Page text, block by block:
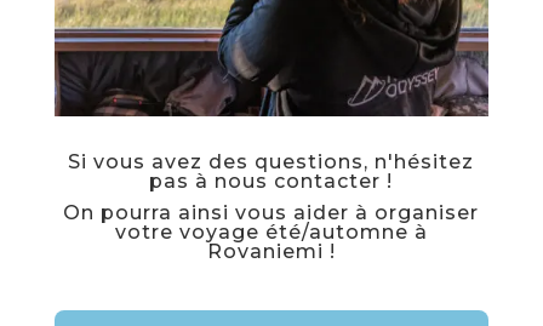
Si vous avez des questions, n'hésitez
pas à nous contacter !
On pourra ainsi vous aider à organiser
votre voyage été/automne à
Rovaniemi !